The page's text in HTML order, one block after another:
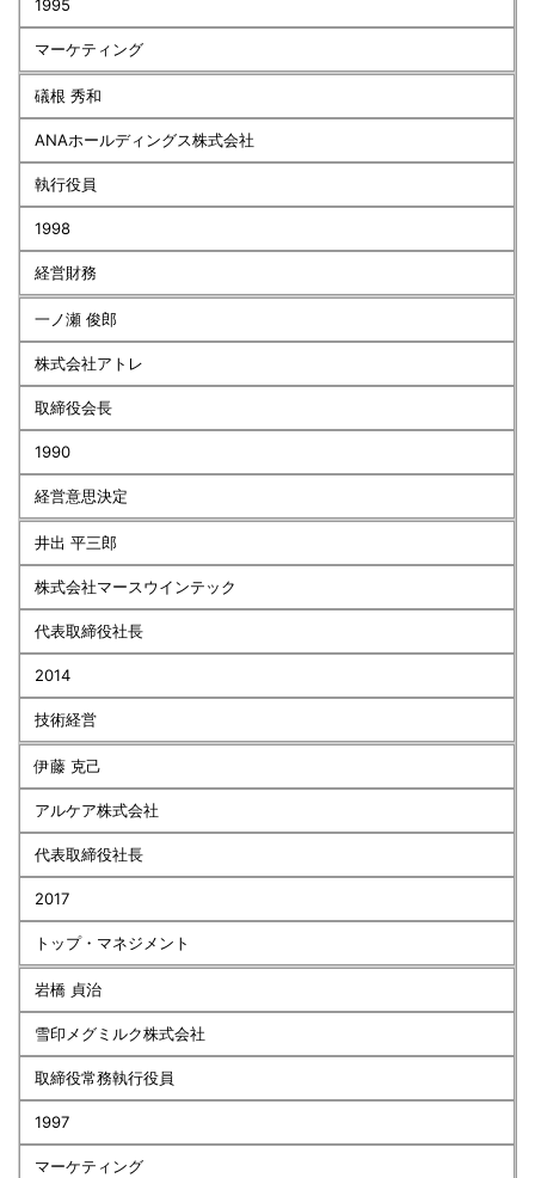
1995
マーケティング
礒根 秀和
ANAホールディングス株式会社
執行役員
1998
経営財務
一ノ瀬 俊郎
株式会社アトレ
取締役会長
1990
経営意思決定
井出 平三郎
株式会社マースウインテック
代表取締役社長
2014
技術経営
伊藤 克己
アルケア株式会社
代表取締役社長
2017
トップ・マネジメント
岩橋 貞治
雪印メグミルク株式会社
取締役常務執行役員
1997
マーケティング